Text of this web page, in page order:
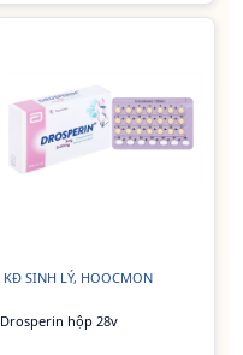
KĐ SINH LÝ, HOOCMON
Drosperin hộp 28v